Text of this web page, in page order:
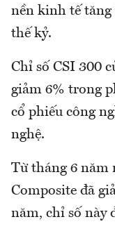
nền kinh tế
thế kỷ.
Chỉ số CSI 300
giảm 6% trong
cổ phiếu công
nghệ.
Từ tháng 6 năm
Composite đã
năm, chỉ số này